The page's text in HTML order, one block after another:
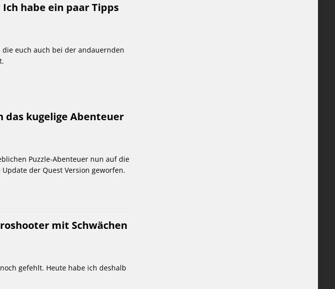
habe ein paar Tipps
euch auch bei der andauernden
das kugelige Abenteuer
Puzzle-Abenteuer nun auf die
der Quest Version geworfen.
mit Schwächen
gefehlt. Heute habe ich deshalb